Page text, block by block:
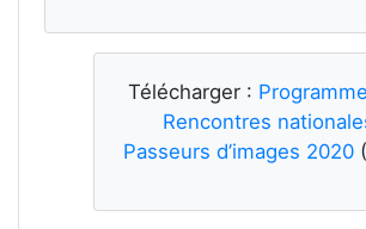
Télécharger :
Rencontres
Passeurs d’images 2020